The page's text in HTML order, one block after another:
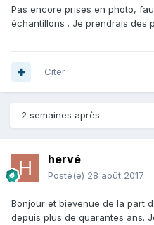
Pas encore prises en photo,
échantillons . Je prendrais des
Citer
2 semaines après...
hervé
Posté(e) 28 août 2017
Bonjour et bievenue de la part
depuis plus de quarantes ans.